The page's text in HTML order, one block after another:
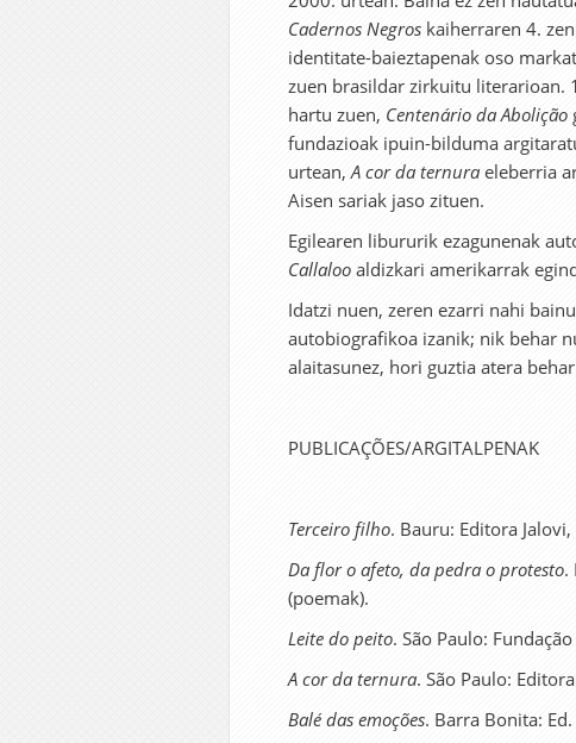
Cadernos Negros kaiherraren 4.
identitate-baieztapenak oso
zuen brasildar zirkuitu literarioan.
hartu zuen, Centenário da Abolição
fundazioak ipuin-bilduma
urtean,A cor da ternura eleberria
Aisen sariak jaso zituen.
Egilearen libururik ezagunenak
Callaloo aldizkari amerikarrak
Idatzi nuen, zeren ezarri nahi
autobiografikoa izanik; nik behar
alaitasunez, hori guztia atera
PUBLICAÇÕES/ARGITALPENAK
Terceiro filho. Bauru: Editora
Da flor o afeto, da pedra o protesto.
(poemak).
Leite do peito. São Paulo:
A cor da ternura. São Paulo:
Balé das emoções. Barra Bonita: